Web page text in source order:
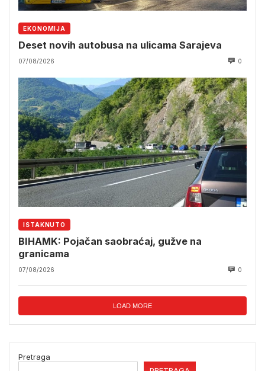
EKONOMIJA
Deset novih autobusa na ulicama Sarajeva
07/08/2026 0
ISTAKNUTO
BIHAMK: Pojačan saobraćaj, gužve na
granicama
07/08/2026 0
LOAD MORE
Pretraga